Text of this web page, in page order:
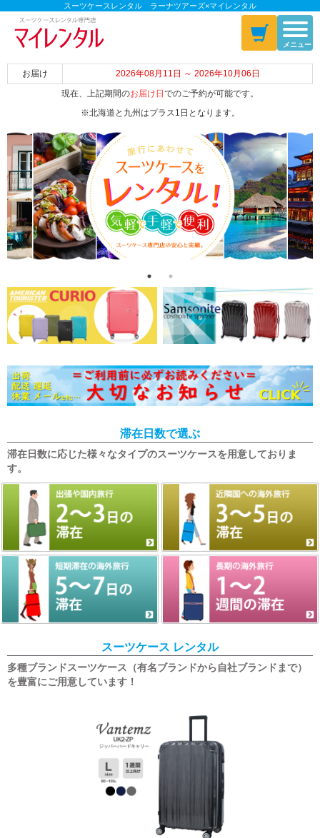
スーツケースレンタル ラーナツアーズ×マイレンタル
メニュー
お届け
2026年08月11日 ～ 2026年10月06日
現在、上記期間のお届け日 でのご予約が可能です。
※北海道と九州はプラス1日となります。
Previous Next
滞在日数で選ぶ
滞在日数に応じた様々なタイプのスーツケースを用意しておりま
す。
スーツケース レンタル
多種ブランドスーツケース（有名ブランドから自社ブランドまで）
を豊富にご用意しています！